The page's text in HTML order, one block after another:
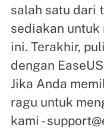
salah satu dari
sediakan untuk
ini. Terakhir,
dengan
Jika Anda
ragu untuk
kami -